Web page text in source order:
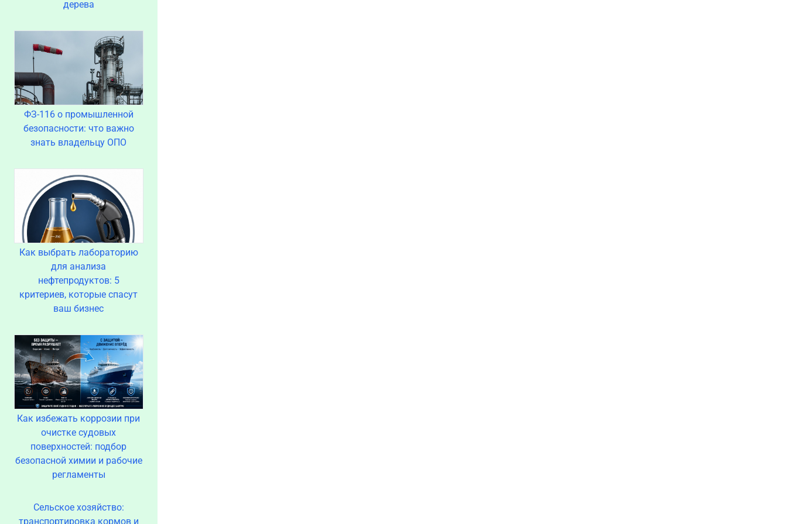
дерева
ФЗ-116 о промышленной
безопасности: что важно
знать владельцу ОПО
Как выбрать лабораторию
для анализа
нефтепродуктов: 5
критериев, которые спасут
ваш бизнес
Как избежать коррозии при
очистке судовых
поверхностей: подбор
безопасной химии и рабочие
регламенты
Сельское хозяйство:
транспортировка кормов и